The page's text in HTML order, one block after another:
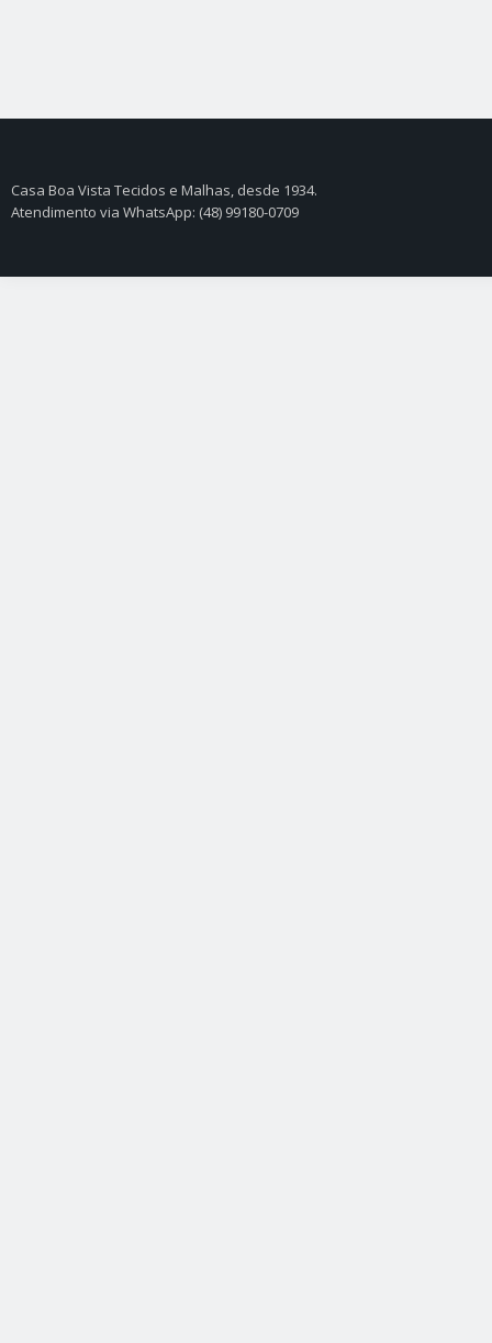
Casa Boa Vista Tecidos e Malhas, desde 1934.
Atendimento via WhatsApp: (48) 99180-0709